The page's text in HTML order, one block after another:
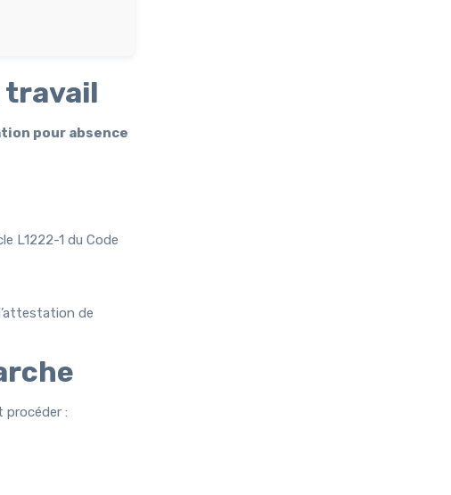
travail
pour absence
L1222-1 du Code
de
procéder :